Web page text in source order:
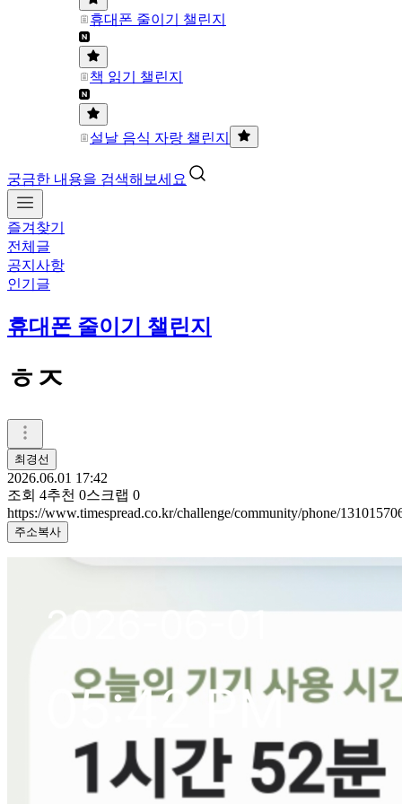
휴대폰 줄이기 챌린지
책 읽기 챌린지
설날 음식 자랑 챌린지
궁금한 내용을 검색해보세요
즐겨찾기
전체글
공지사항
인기글
휴대폰 줄이기 챌린지
ㅎㅈ
최경선
2026.06.01 17:42
조회 4추천 0스크랩 0
https://www.timespread.co.kr/challenge/community/phone/
주소복사